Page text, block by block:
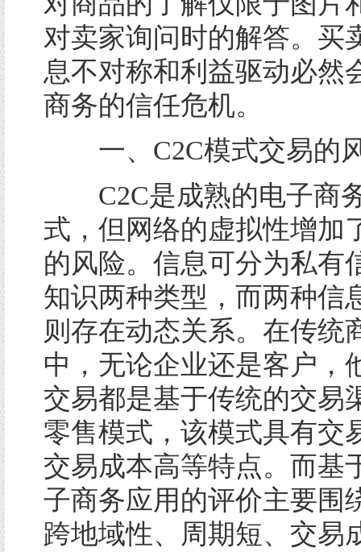
对卖家询问时的解答。买
息不对称和利益驱动必然
商务的信任危机。
一、C2C模式交易
C2C是成熟的电子商
式，但网络的虚拟性增加
的风险。信息可分为私有
知识两种类型，而两种信
则存在动态关系。在传统
中，无论企业还是客户，
交易都是基于传统的交易
零售模式，该模式具有交
交易成本高等特点。而基
子商务应用的评价主要围
跨地域性、周期短、交易